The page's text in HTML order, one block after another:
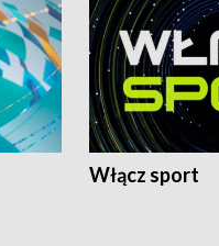
Włącz sport